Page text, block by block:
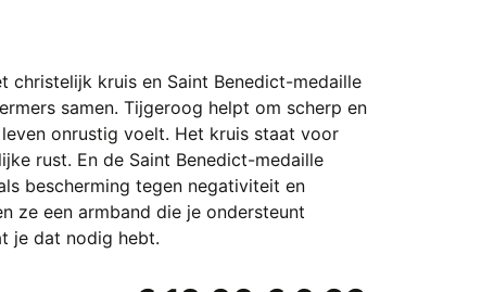
christelijk kruis en Saint Benedict-medaille
samen. Tijgeroog helpt om scherp en
onrustig voelt. Het kruis staat voor
rust. En de Saint Benedict-medaille
bescherming tegen negativiteit en
ze een armband die je ondersteunt
je dat nodig hebt.